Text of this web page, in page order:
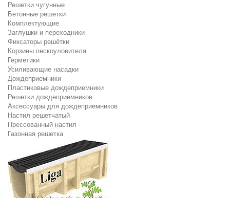
Решетки чугунные
Бетонные решетки
Комплектующие
Заглушки и переходники
Фиксаторы решётки
Корзины пескоуловителя
Герметики
Усиливающие насадки
Дождеприемники
Пластиковые дождеприемники
Решетки дождеприемников
Аксессуары для дождеприемников
Настил решетчатый
Прессованный настил
Газонная решетка